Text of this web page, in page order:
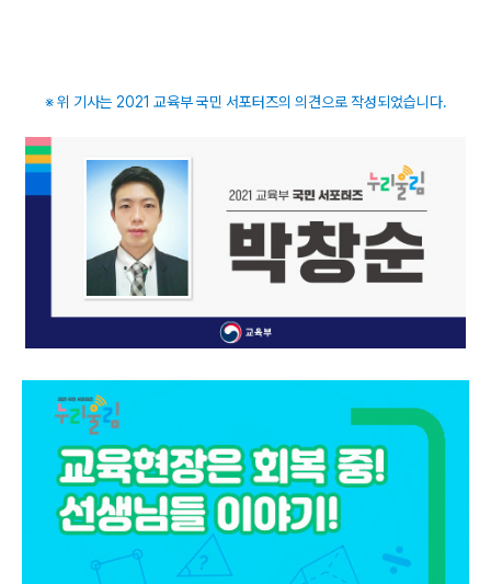
※ 위 기사는 2021 교육부 국민 서포터즈의 의견으로 작성되었습니다.